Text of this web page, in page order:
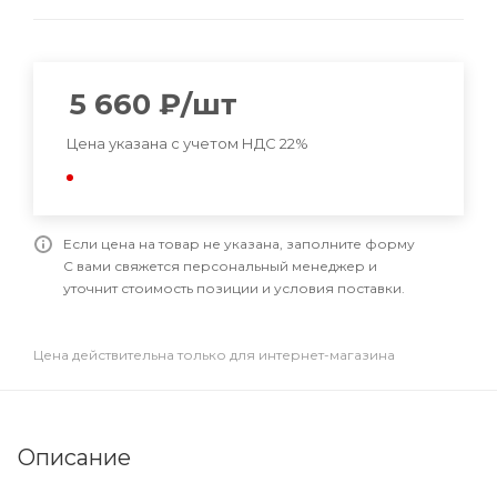
5 660 ₽/шт
Цена указана с учетом НДС 22%
Если цена на товар не указана, заполните форму
С вами свяжется персональный менеджер и
уточнит стоимость позиции и условия поставки.
Цена действительна только для интернет-магазина
Описание